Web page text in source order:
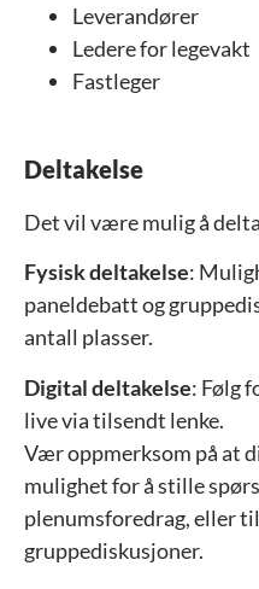
Leverandører
Ledere for legevakt
Fastleger
Deltakelse
Det vil være mulig å
Fysisk deltakelse:
paneldebatt og
antall plasser.
Digital deltakelse: Følg
live via tilsendt lenke.
Vær oppmerksom på at
mulighet for å stille
plenumsforedrag, eller
gruppediskusjoner.